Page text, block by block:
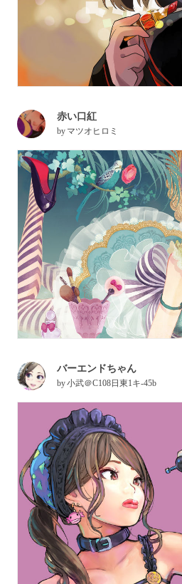
赤い口紅
by マツオヒロミ
バーエンドちゃん
by小武＠C108日東1キ-45b